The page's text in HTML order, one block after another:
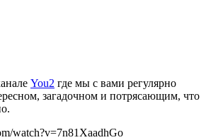
You2 где мы с вами регулярно
загадочном и потрясающим, что
watch?v=7n81XaadhGo